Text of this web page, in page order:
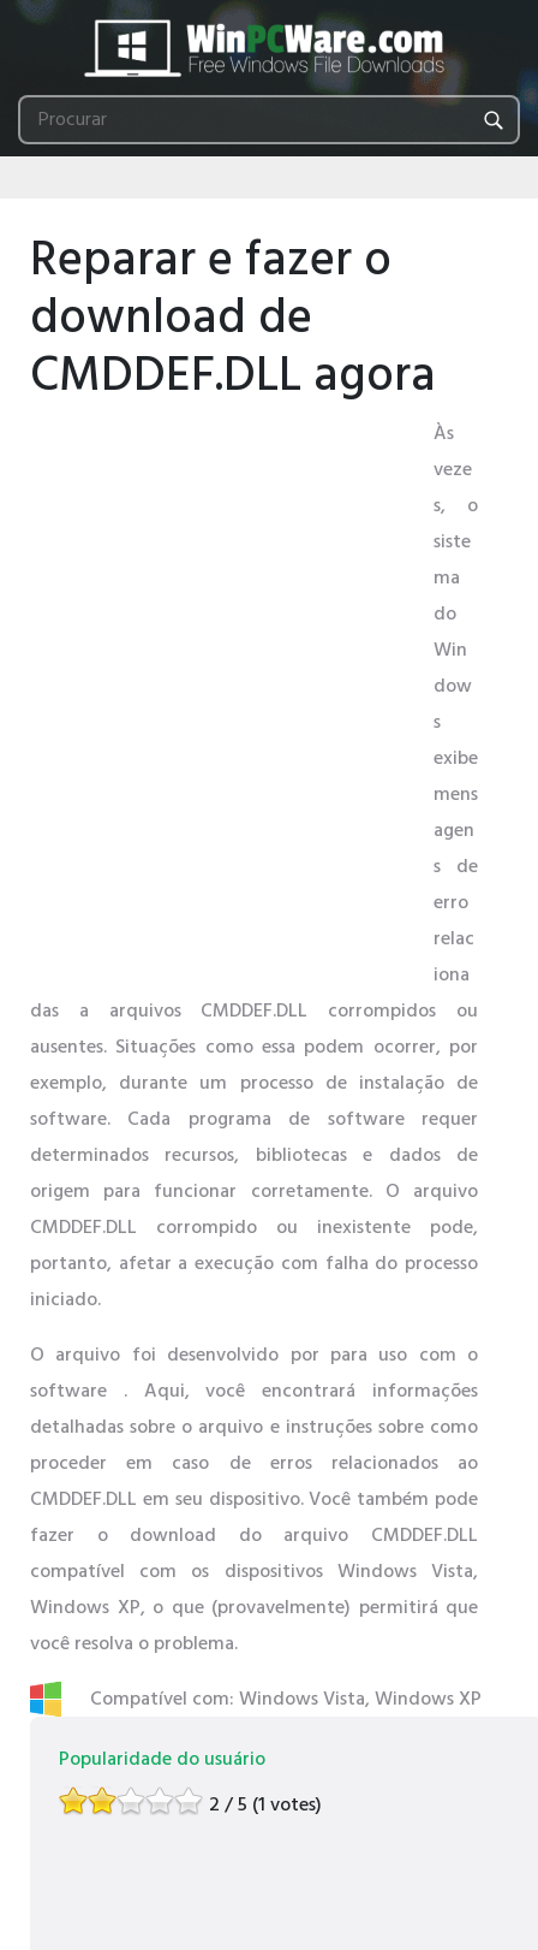
Reparar e fazer o
download de
CMDDEF.DLL agora
Às
veze
s, o
siste
ma
do
Win
dow
s
exibe
mens
agen
s de
erro
relac
iona
das a arquivos CMDDEF.DLL corrompidos ou
ausentes. Situações como essa podem ocorrer, por
exemplo, durante um processo de instalação de
software. Cada programa de software requer
determinados recursos, bibliotecas e dados de
origem para funcionar corretamente. O arquivo
CMDDEF.DLL corrompido ou inexistente pode,
portanto, afetar a execução com falha do processo
iniciado.
O arquivo foi desenvolvido por para uso com o
software . Aqui, você encontrará informações
detalhadas sobre o arquivo e instruções sobre como
proceder em caso de erros relacionados ao
CMDDEF.DLL em seu dispositivo. Você também pode
fazer o download do arquivo CMDDEF.DLL
compatível com os dispositivos Windows Vista,
Windows XP, o que (provavelmente) permitirá que
você resolva o problema.
Compatível com: Windows Vista, Windows XP
Popularidade do usuário
2 / 5 (1 votes)